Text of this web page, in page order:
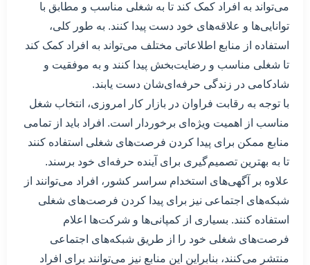
می‌تواند به افراد کمک کند تا به شغلی مناسب و مطابق با
توانایی‌ها و علاقه‌های خود دست پیدا کنند. به طور کلی،
استفاده از منابع اطلاعاتی مختلف می‌تواند به افراد کمک کند
تا شغلی مناسب و رضایت‌بخش پیدا کنند و به موفقیت و
شادکامی در زندگی حرفه‌ای‌شان دست یابند.
با توجه به رقابت فراوان در بازار کار امروزی، انتخاب شغل
مناسب از اهمیت ویژه‌ای برخوردار است. افراد باید از تمامی
منابع ممکن برای پیدا کردن فرصت‌های شغلی استفاده کنند
تا به بهترین تصمیم‌گیری برای آینده حرفه‌ای خود برسند.
علاوه بر آگهی‌های استخدام سراسر کشور، افراد می‌توانند از
شبکه‌های اجتماعی نیز برای پیدا کردن فرصت‌های شغلی
استفاده کنند. بسیاری از کمپانی‌ها و شرکت‌ها اعلام
فرصت‌های شغلی خود را از طریق شبکه‌های اجتماعی
منتشر می‌کنند، بنابراین این منابع نیز می‌توانند برای افراد